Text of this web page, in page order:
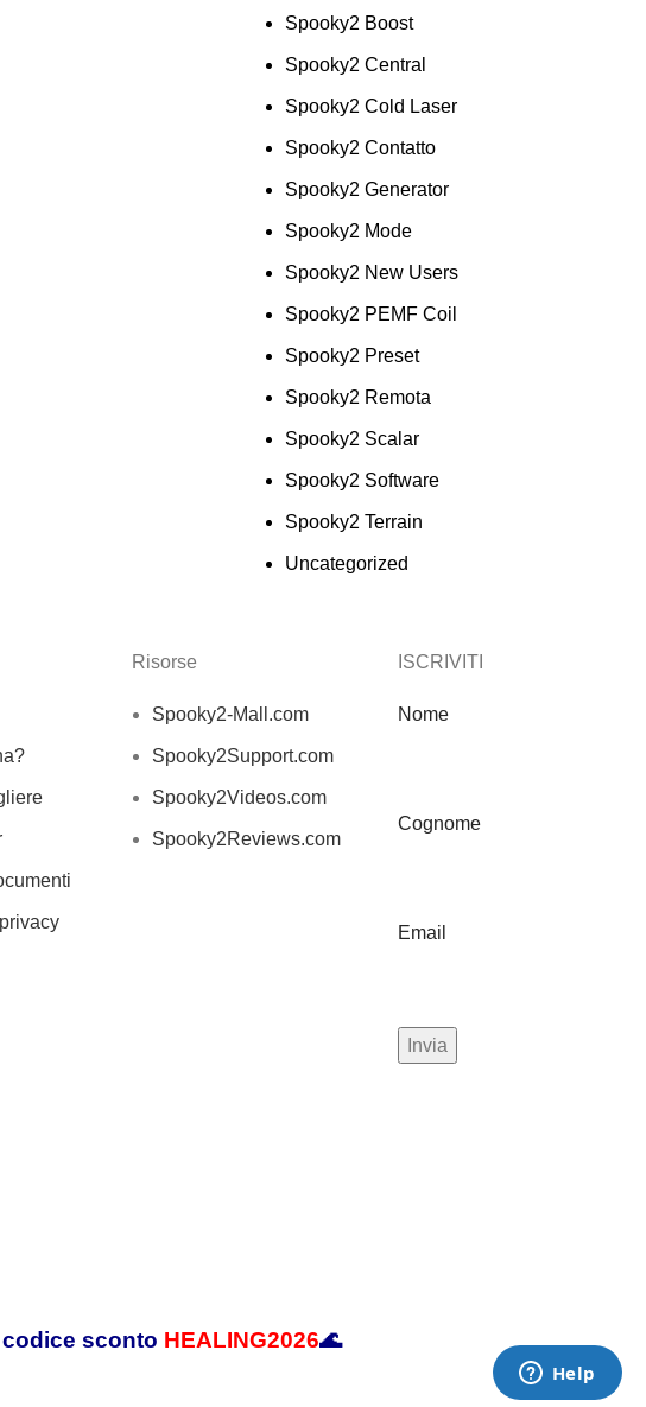
Spooky2 Boost
Spooky2 Central
Spooky2 Cold Laser
Spooky2 Contatto
Spooky2 Generator
Spooky2 Mode
Spooky2 New Users
Spooky2 PEMF Coil
Spooky2 Preset
Spooky2 Remota
Spooky2 Scalar
Spooky2 Software
Spooky2 Terrain
Uncategorized
Risorse
Spooky2-Mall.com
Spooky2Support.com
Spooky2Videos.com
Spooky2Reviews.com
ISCRIVITI
Nome
Cognome
Email
sconto HEALING2026🌊